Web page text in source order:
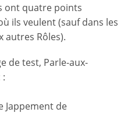
ont quatre points
ils veulent (sauf dans les
autres Rôles).
de test, Parle-aux-
Jappement de